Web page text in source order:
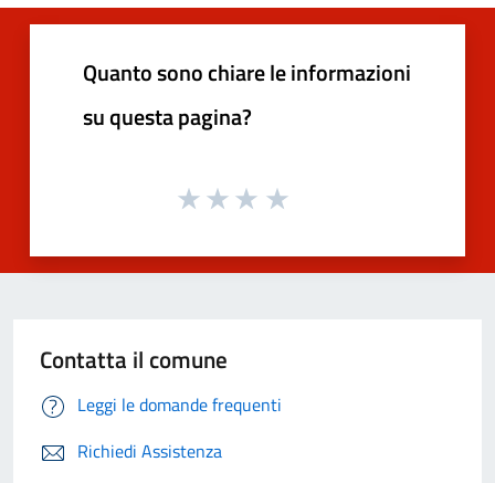
Quanto sono chiare le informazioni
su questa pagina?
Contatta il comune
Leggi le domande frequenti
Richiedi Assistenza